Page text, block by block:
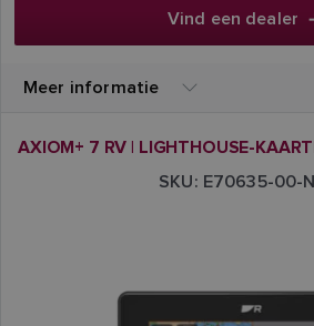
Vind een dealer
Meer informatie
AXIOM+ 7 RV | LIGHTHOUSE-
SKU: E70635-00-